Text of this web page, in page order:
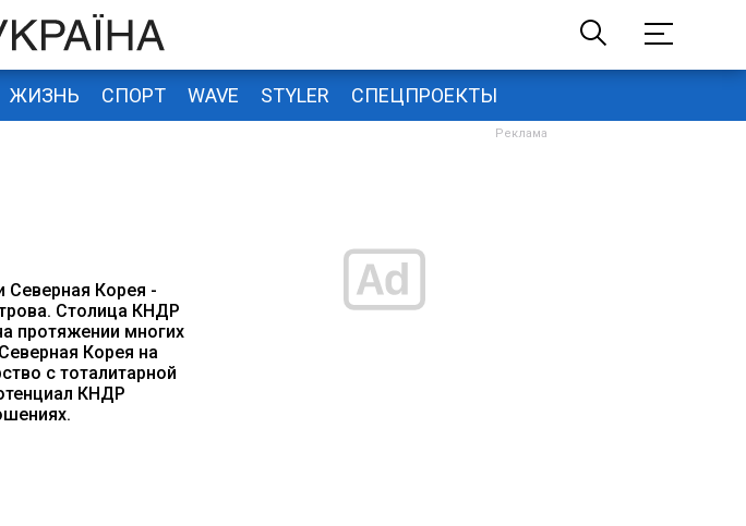
ЖИЗНЬ СПОРТ WAVE STYLER СПЕЦПРОЕКТЫ
Северная Корея -
Столица КНДР
протяжении многих
Корея на
с тоталитарной
КНДР